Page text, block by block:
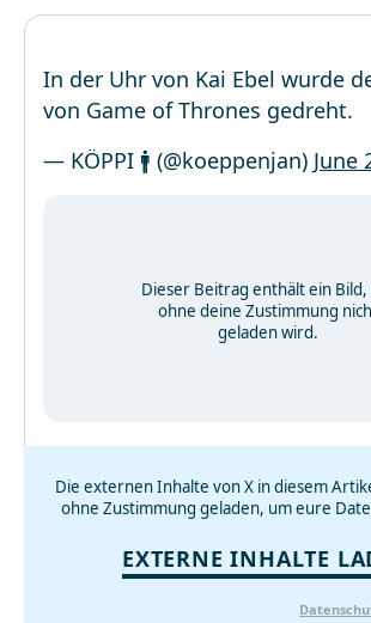
In der Uhr von Kai Ebel wurde
von Game of Thrones gedreht.
— KÖPPI 🚹 (@koeppenjan) June
Dieser Beitrag enthält ein Bild,
ohne deine Zustimmung
geladen wird.
Die externen Inhalte von X in diesem
ohne Zustimmung geladen, um eure
EXTERNE INHALTE